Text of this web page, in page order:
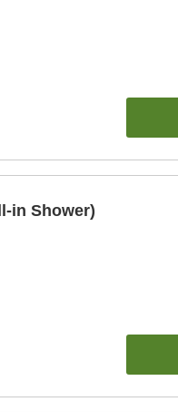
in Shower)